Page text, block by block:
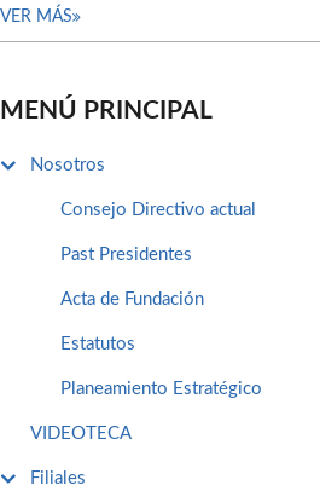
VER MÁS
MENÚ PRINCIPAL
Nosotros
Consejo Directivo actual
Past Presidentes
Acta de Fundación
Estatutos
Planeamiento Estratégico
VIDEOTECA
Filiales